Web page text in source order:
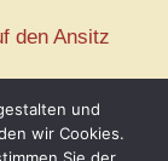
den Ansitz
und
wir Cookies.